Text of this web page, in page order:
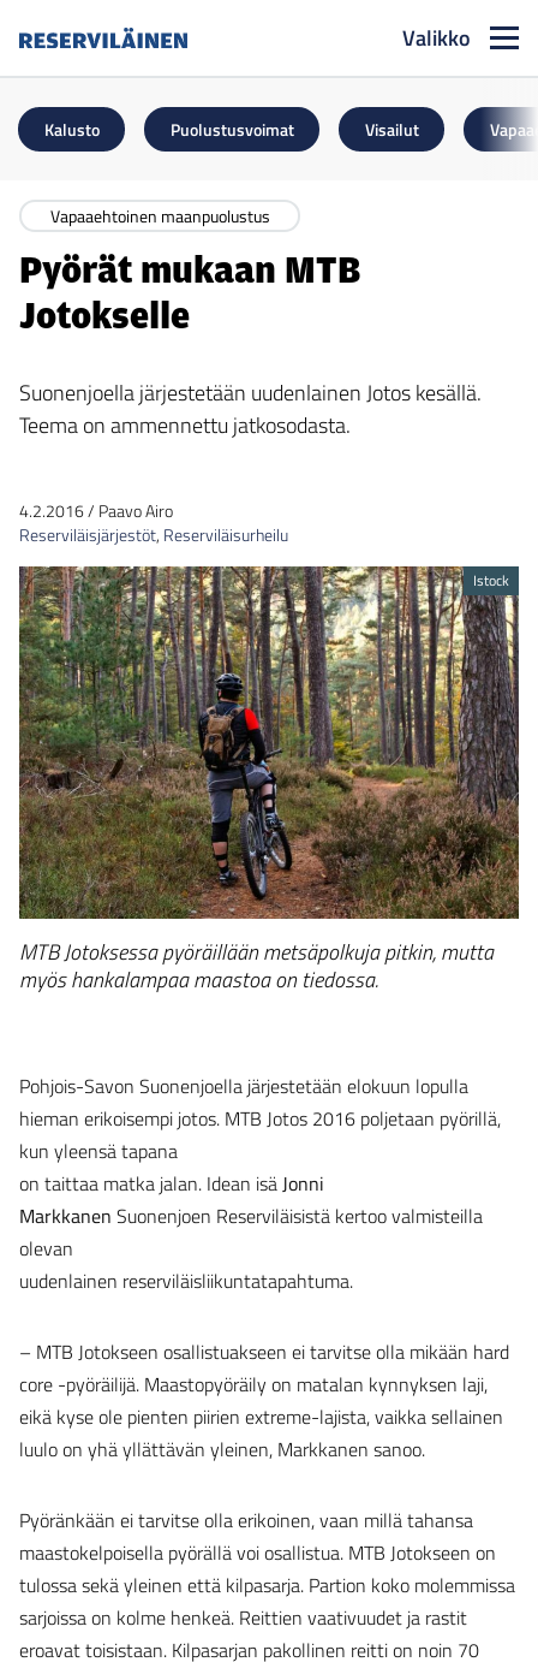
Valikko
Kalusto Puolustusvoimat Visailut
Vapaaehtoinen maanpuolustus
Pyörät mukaan MTB
Jotokselle
Suonenjoella järjestetään uudenlainen Jotos kesällä.
Teema on ammennettu jatkosodasta.
4.2.2016/ Paavo Airo
Reserviläisjärjestöt, Reserviläisurheilu
Istock
MTB Jotoksessa pyöräillään metsäpolkuja pitkin, mutta
myös hankalampaa maastoa on tiedossa.
Pohjois-Savon Suonenjoella järjestetään elokuun lopulla
hieman erikoisempi jotos. MTB Jotos 2016 poljetaan pyörillä,
kun yleensä tapana
on taittaa matka jalan. Idean isäJonni
Markkanen Suonenjoen Reserviläisistä kertoo valmisteilla
olevan
uudenlainen reserviläisliikuntatapahtuma.
– MTB Jotokseen osallistuakseen ei tarvitse olla mikään hard
core -pyöräilijä. Maastopyöräily on matalan kynnyksen laji,
eikä kyse ole pienten piirien extreme-lajista, vaikka sellainen
luulo on yhä yllättävän yleinen, Markkanen sanoo.
Pyöränkään ei tarvitse olla erikoinen, vaan millä tahansa
maastokelpoisella pyörällä voi osallistua. MTB Jotokseen on
tulossa sekä yleinen että kilpasarja. Partion koko molemmissa
sarjoissa on kolme henkeä. Reittien vaativuudet ja rastit
eroavat toisistaan. Kilpasarjan pakollinen reitti on noin 70